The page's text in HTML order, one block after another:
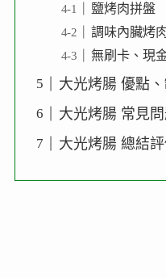
鹽烤肉拼盤
調味內臟烤
無刷卡、現
大光烤腸 優點
大光烤腸 常見
大光烤腸 總結